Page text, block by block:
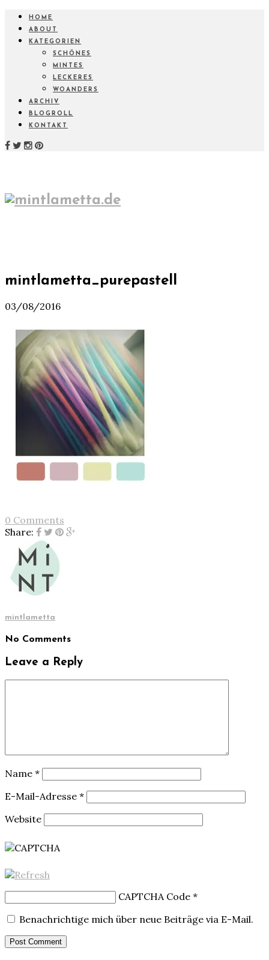
HOME
ABOUT
KATEGORIEN
SCHÖNES
MINTES
LECKERES
WOANDERS
ARCHIV
BLOGROLL
KONTAKT
mintlametta_purepastell
03/08/2016
0 Comments
Share:
mintlametta
No Comments
Leave a Reply
Name *
E-Mail-Adresse *
Website
CAPTCHA Code *
Benachrichtige mich über neue Beiträge via E-Mail.